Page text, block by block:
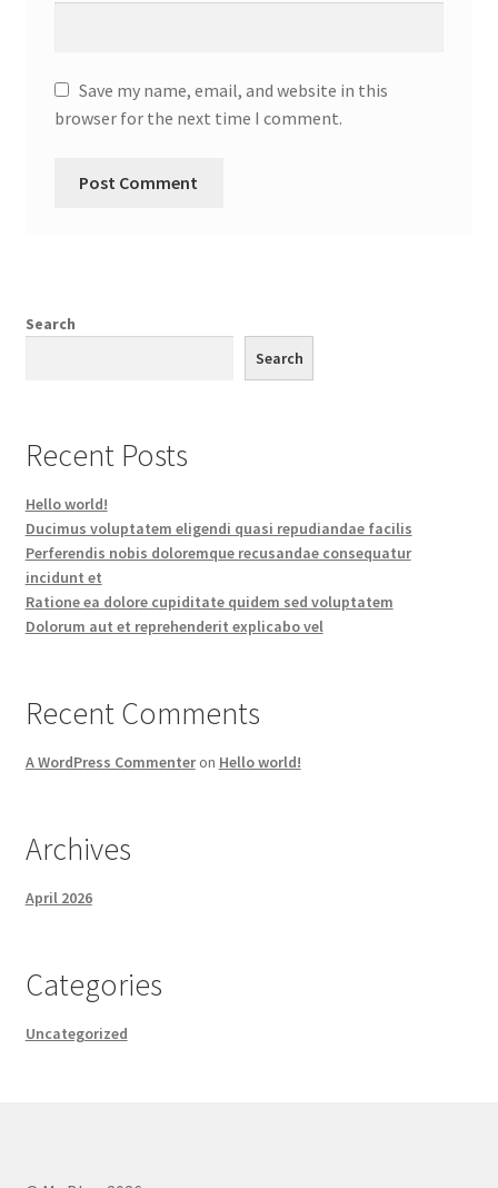
Save my name, email, and website in this
browser for the next time I comment.
Search
Search
Recent Posts
Hello world!
Ducimus voluptatem eligendi quasi repudiandae facilis
Perferendis nobis doloremque recusandae consequatur
incidunt et
Ratione ea dolore cupiditate quidem sed voluptatem
Dolorum aut et reprehenderit explicabo vel
Recent Comments
A WordPress Commenteron Hello world!
Archives
April 2026
Categories
Uncategorized